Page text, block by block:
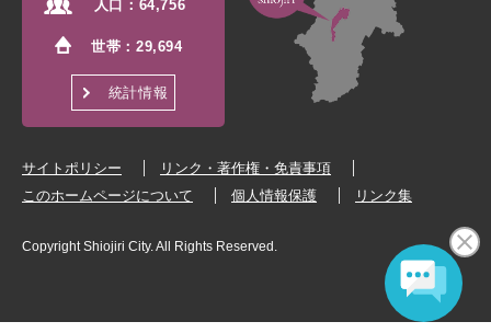
人口： 64,756
世帯：29,694
統計情報
サイトポリシー
リンク・著作権・免責事項
このホームページについて
個人情報保護 リンク集
Copyright Shiojiri City. All Rights Reserved.